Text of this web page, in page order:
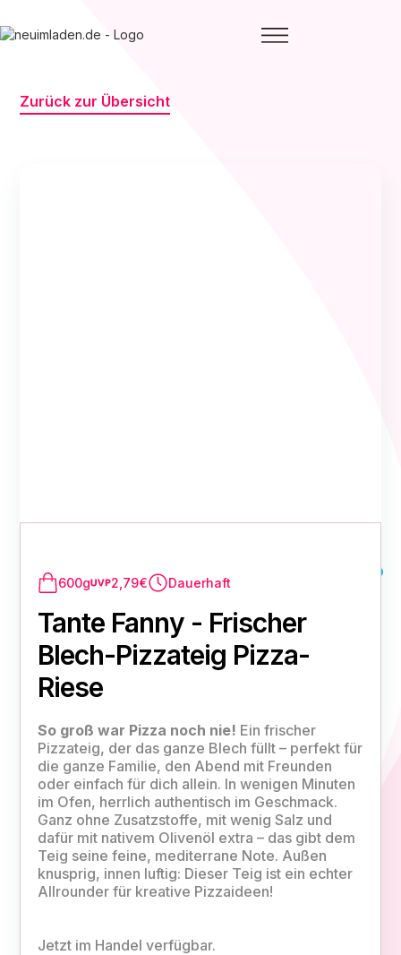
Zurück zur Übersicht
600g 2,79€ Dauerhaft
Tante Fanny - Frischer
Blech-Pizzateig Pizza-
Riese
So groß war Pizza noch nie! Ein frischer
Pizzateig, der das ganze Blech füllt – perfekt für
die ganze Familie, den Abend mit Freunden
oder einfach für dich allein. In wenigen Minuten
im Ofen, herrlich authentisch im Geschmack.
Ganz ohne Zusatzstoffe, mit wenig Salz und
dafür mit nativem Olivenöl extra – das gibt dem
Teig seine feine, mediterrane Note. Außen
knusprig, innen luftig: Dieser Teig ist ein echter
Allrounder für kreative Pizzaideen!
Jetzt im Handel verfügbar.